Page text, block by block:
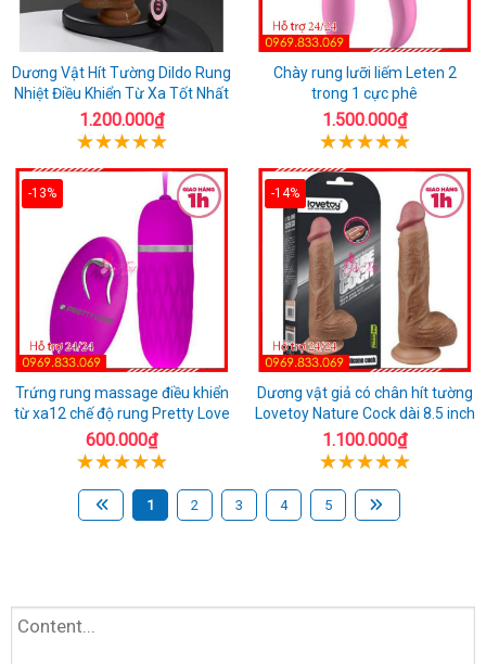
Dương Vật Hít Tường Dildo Rung
Nhiệt Điều Khiển Từ Xa Tốt Nhất
1.200.000₫
Chày rung lưỡi liếm Leten 2
trong 1 cực phê
1.500.000₫
-13%
Trứng rung massage điều khiển
từ xa12 chế độ rung Pretty Love
600.000₫
-14%
Dương vật giả có chân hít tường
Lovetoy Nature Cock dài 8.5 inch
1.100.000₫
1 2 3 4 5